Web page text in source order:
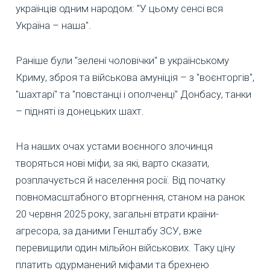
українців одним народом: "У цьому сенсі вся
Україна – наша".
Раніше були "зелені чоловічки" в українському
Криму, зброя та військова амуніція – з "воєнторгів",
"шахтарі" та "повстанці і ополченці" Донбасу, танки
– підняті із донецьких шахт.
На наших очах устами воєнного злочинця
творяться нові міфи, за які, варто сказати,
розплачується й населення росії. Від початку
повномасштабного вторгнення, станом на ранок
20 червня 2025 року, загальні втрати країни-
агресора, за даними Генштабу ЗСУ, вже
перевищили один мільйон військових. Таку ціну
платить одурманений міфами та брехнею